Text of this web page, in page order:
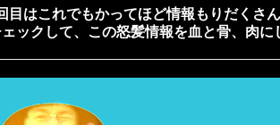
目はこれでもかってほど情報もりだくさ
ェックして、この怒髪情報を血と骨、肉に